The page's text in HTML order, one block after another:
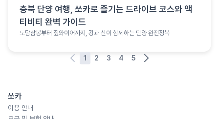
여행 정보
충북 단양 여행, 쏘카로 즐기는 드라이브 코스와 액
티비티 완벽 가이드
도담삼봉부터 짚와이어까지, 강과 산이 함께하는 단양 완전정복
1 2 3 4 5
쏘카
이용 안내